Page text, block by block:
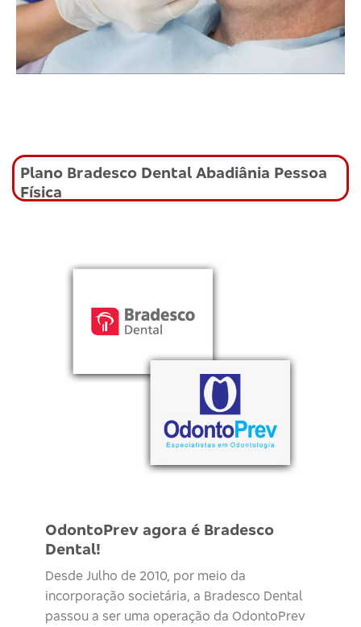
Plano Bradesco Dental Abadiânia Pessoa
Física
OdontoPrev agora é Bradesco
Dental!
Desde Julho de 2010, por meio da
incorporação societária, a Bradesco Dental
passou a ser uma operação da OdontoPrev